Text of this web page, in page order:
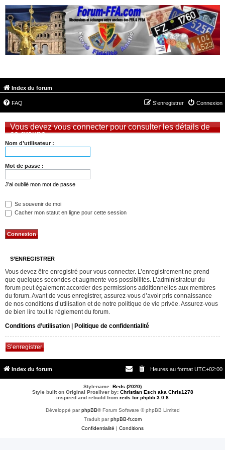
Index du forum
FAQ Connexion
S’enregistrer
Vous devez vous connecter pour consulter les détails de
ce groupe.
Nom d’utilisateur :
Mot de passe :
J’ai oublié mon mot de passe
Se souvenir de moi
Cacher mon statut en ligne pour cette session
S’ENREGISTRER
Vous devez être enregistré pour vous connecter. L’enregistrement ne prend
que quelques secondes et augmente vos possibilités. L’administrateur du
forum peut également accorder des permissions additionnelles aux membres
du forum. Avant de vous enregistrer, assurez-vous d’avoir pris connaissance
de nos conditions d’utilisation et de notre politique de vie privée. Assurez-vous
de bien lire tout le règlement du forum.
Conditions d’utilisation
Politique de confidentialité
S’enregistrer
Index du forum Heures au format UTC+02:00
Stylename: Reds (2020)
Style built on Original Prosilver by: Christian Esch aka Chris1278
inspired and rebuild from reds for phpbb 3.0.8
Développé parphpBB® Forum Software © phpBB Limited
Traduit parphpBB-fr.com
Confidentialité
Conditions